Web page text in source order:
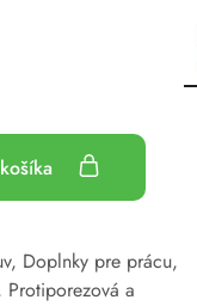
, Doplnky pre prácu,
Protiporezová a